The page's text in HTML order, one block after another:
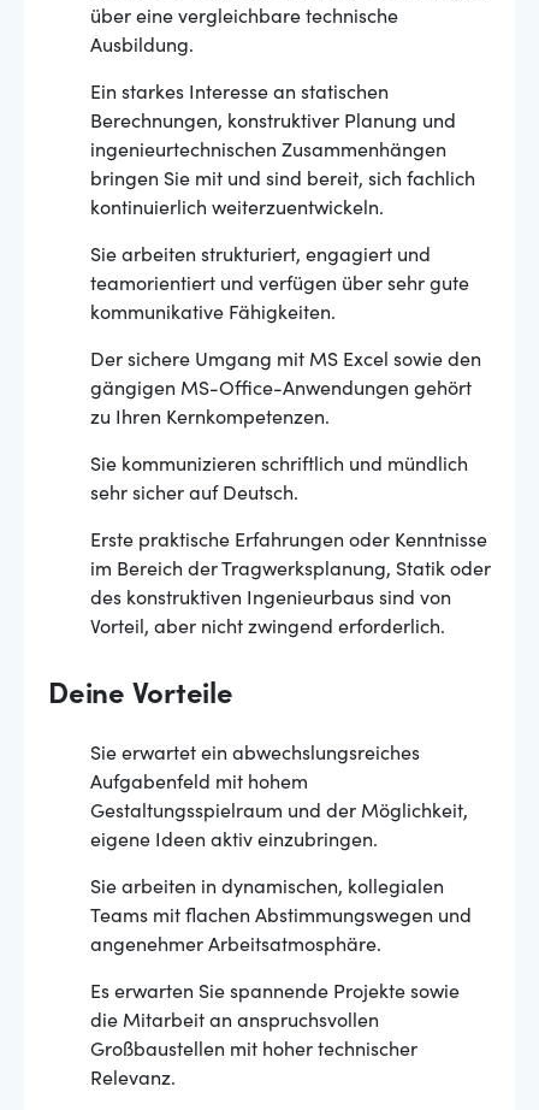
über eine vergleichbare technische
Ausbildung.
Ein starkes Interesse an statischen
Berechnungen, konstruktiver Planung und
ingenieurtechnischen Zusammenhängen
bringen Sie mit und sind bereit, sich fachlich
kontinuierlich weiterzuentwickeln.
Sie arbeiten strukturiert, engagiert und
teamorientiert und verfügen über sehr gute
kommunikative Fähigkeiten.
Der sichere Umgang mit MS Excel sowie den
gängigen MS-Office-Anwendungen gehört
zu Ihren Kernkompetenzen.
Sie kommunizieren schriftlich und mündlich
sehr sicher auf Deutsch.
Erste praktische Erfahrungen oder Kenntnisse
im Bereich der Tragwerksplanung, Statik oder
des konstruktiven Ingenieurbaus sind von
Vorteil, aber nicht zwingend erforderlich.
Deine Vorteile
Sie erwartet ein abwechslungsreiches
Aufgabenfeld mit hohem
Gestaltungsspielraum und der Möglichkeit,
eigene Ideen aktiv einzubringen.
Sie arbeiten in dynamischen, kollegialen
Teams mit flachen Abstimmungswegen und
angenehmer Arbeitsatmosphäre.
Es erwarten Sie spannende Projekte sowie
die Mitarbeit an anspruchsvollen
Großbaustellen mit hoher technischer
Relevanz.